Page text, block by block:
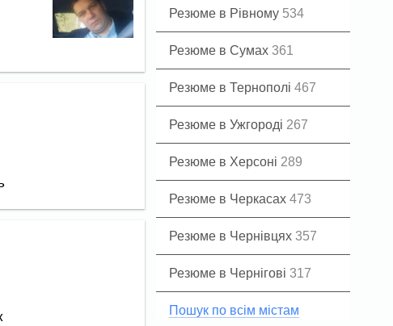
Резюме в Рівному 534
Резюме в Сумах 361
Резюме в Тернополі 467
Резюме в Ужгороді 267
Резюме в Херсоні 289
Резюме в Черкасах 473
Резюме в Чернівцях 357
Резюме в Чернігові 317
Пошук по всім містам